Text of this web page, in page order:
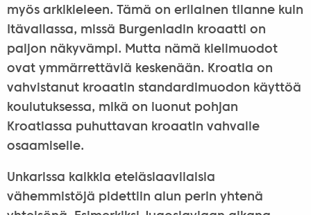
myös arkikieleen. Tämä on erilainen tilanne kuin
Itävallassa, missä Burgenladin kroaatti on
paljon näkyvämpi. Mutta nämä kielimuodot
ovat ymmärrettäviä keskenään. Kroatia on
vahvistanut kroaatin standardimuodon käyttöä
koulutuksessa, mikä on luonut pohjan
Kroatiassa puhuttavan kroaatin vahvalle
osaamiselle.
Unkarissa kaikkia eteläslaavilaisia
vähemmistöjä pidettiin alun perin yhtenä